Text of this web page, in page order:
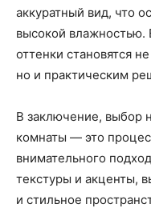
аккуратный вид, что
высокой влажностью.
оттенки становятся
но и практическим
В заключение, выбор
комнаты — это
внимательного
текстуры и акценты,
и стильное